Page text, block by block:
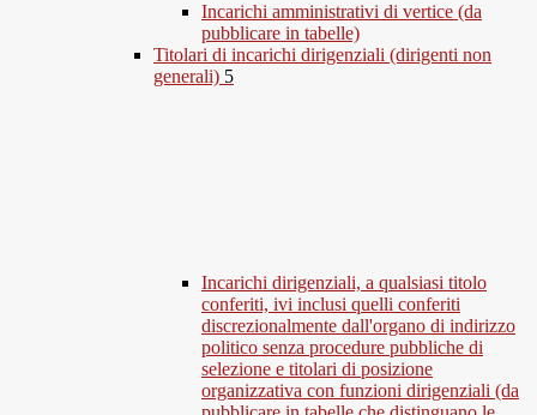
Incarichi amministrativi di vertice (da
pubblicare in tabelle)
Titolari di incarichi dirigenziali (dirigenti non
generali) 5
Incarichi dirigenziali, a qualsiasi titolo
conferiti, ivi inclusi quelli conferiti
discrezionalmente dall'organo di indirizzo
politico senza procedure pubbliche di
selezione e titolari di posizione
organizzativa con funzioni dirigenziali (da